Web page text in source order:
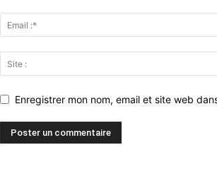
Enregistrer mon nom, email et site web